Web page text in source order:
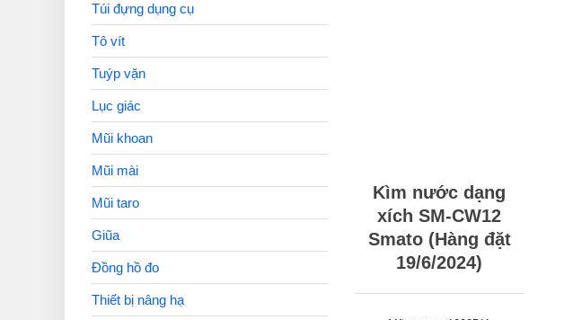
Kìm nước dạng
xích SM-CW12
Smato (Hàng đặt
19/6/2024)
Túi đựng dụng cụ
Tô vít
Tuýp vặn
Lục giác
Mũi khoan
Mũi mài
Mũi taro
Giũa
Đồng hồ đo
Thiết bị nâng hạ